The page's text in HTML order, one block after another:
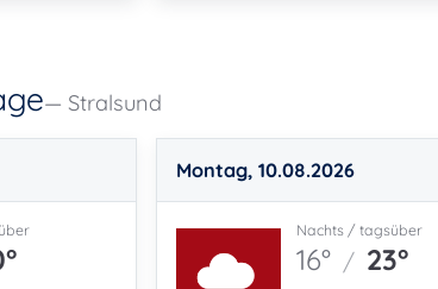
Stralsund
Montag, 10.08.2026
Nachts / tagsüber
16° / 23°